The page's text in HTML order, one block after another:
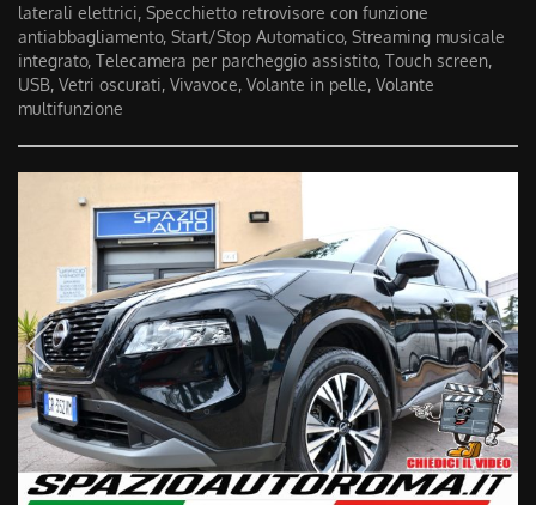
laterali elettrici, Specchietto retrovisore con funzione
antiabbagliamento, Start/Stop Automatico, Streaming musicale
integrato, Telecamera per parcheggio assistito, Touch screen,
USB, Vetri oscurati, Vivavoce, Volante in pelle, Volante
multifunzione